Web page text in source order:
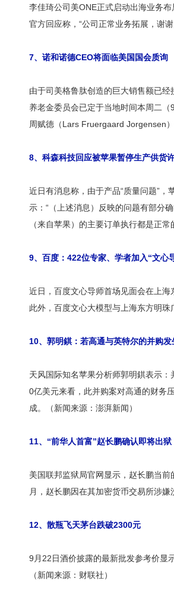
李佳琦公司美ONE正式启动出海业务
官方回应称，“公司正常业务拓展，谢
7、诺和诺德CEO将面临美国国会质询
由于司美格鲁肽创造的巨大销售额已
养老金委员会已定于当地时间本周二
周赋德（Lars Fruergaard Jorgensen
8、科森科技回应被苹果暂停生产供货
近日有消息称，由于产品“质量问题”
示：“（上述消息）反映的问题有部分
（来自苹果）的主要订单执行都是正常
9、百度：422位专家、学者加入“文心
近日，百度文心导师首场见面会在上海
此外，百度文心大模型与上海东方明
10、郭明錤：若高通与英特尔的并购
天风国际知名苹果分析师郭明錤表示
0亿美元来看，此并购案对高通的财务
成。（新闻来源：澎湃新闻）
11、“前华人首富”赵长鹏确认即将出狱
美国联邦监狱局官网显示，赵长鹏当
月，赵长鹏因在其加密货币交易所涉
12、散瓶飞天茅台跌破2300元
9月22日酒价披露的最新批发参考价显
（新闻来源：财联社）